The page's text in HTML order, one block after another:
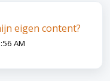
eigen content?
AM